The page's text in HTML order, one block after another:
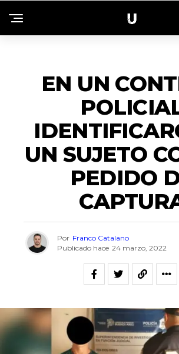
EN UN
UN SUJETO
PEDIDO
Por Franco Catalano
Publicado hace 24 marzo, 2022